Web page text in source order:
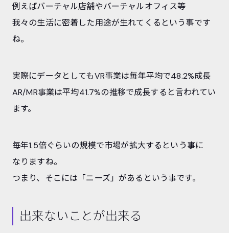
例えばバーチャル店舗やバーチャルオフィス等
我々の生活に密着した用途が生れてくるという事です
ね。
実際にデータとしてもVR事業は毎年平均で48.2%成長
AR/MR事業は平均41.7%の推移で成長すると言われてい
ます。
毎年1.5倍ぐらいの規模で市場が拡大するという事に
なりますね。
つまり、そこには「ニーズ」があるという事です。
出来ないことが出来る